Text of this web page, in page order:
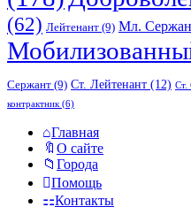
(62) Лейтенант (9) Мл.
Сержант (9) Ст. Лейтенант (12) Ст.
контрактник (6)
Исследовать
Главная
О сайте
Города
Помощь
Контакты